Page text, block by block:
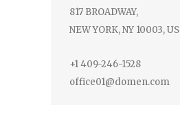
817 BROADWAY,
NEW YORK, NY 10003, US
+1 409-246-1528
office01@domen.com